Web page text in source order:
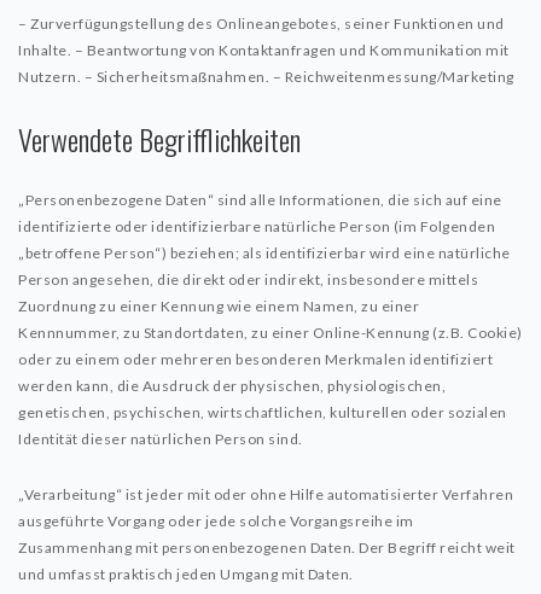
– Zurverfügungstellung des Onlineangebotes, seiner Funktionen und
Inhalte. – Beantwortung von Kontaktanfragen und Kommunikation mit
Nutzern. – Sicherheitsmaßnahmen. – Reichweitenmessung/Marketing
Verwendete Begrifflichkeiten
„Personenbezogene Daten“ sind alle Informationen, die sich auf eine
identifizierte oder identifizierbare natürliche Person (im Folgenden
„betroffene Person“) beziehen; als identifizierbar wird eine natürliche
Person angesehen, die direkt oder indirekt, insbesondere mittels
Zuordnung zu einer Kennung wie einem Namen, zu einer
Kennnummer, zu Standortdaten, zu einer Online-Kennung (z.B. Cookie)
oder zu einem oder mehreren besonderen Merkmalen identifiziert
werden kann, die Ausdruck der physischen, physiologischen,
genetischen, psychischen, wirtschaftlichen, kulturellen oder sozialen
Identität dieser natürlichen Person sind.
„Verarbeitung“ ist jeder mit oder ohne Hilfe automatisierter Verfahren
ausgeführte Vorgang oder jede solche Vorgangsreihe im
Zusammenhang mit personenbezogenen Daten. Der Begriff reicht weit
und umfasst praktisch jeden Umgang mit Daten.